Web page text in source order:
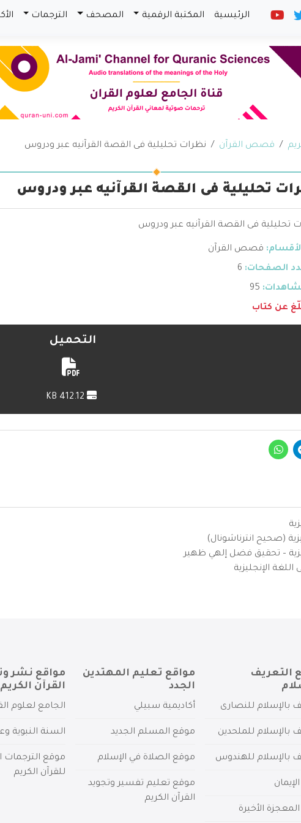
الرئيسية المكتبة الرقمية المصحف الترجمات
قصص القرآن نظرات تحليلية فى القصة القرآنيه عبر ودروس
تحليلية فى القصة القرآنيه عبر ودروس
تحليلية فى القصة القرآنيه عبر ودروس
قصص القرآن
الصفحات: 6
عن كتاب
التحميل
(صحيح انترناشونال)
– تحقيق فضل إلهي ظهير
الإنجليزية
التعريف
بالإسلام للنصارى
بالإسلام للملحدين
بالإسلام للهندوس
الأخيرة
مواقع تعليم المهتدين
الجدد
أكاديمية سبيلي
موقع المسلم الجديد
موقع الصلاة في الإسلام
موقع تعليم تفسير وتجويد
القرآن الكريم
مواقع نشر
القرآن الكريم
الجامع لعلوم
السنة النبوية
موقع الترجمات
للقرآن الكريم